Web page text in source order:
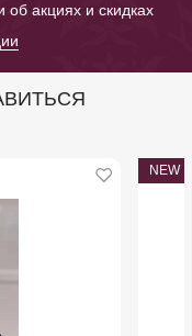
об акциях и скидках
NEW